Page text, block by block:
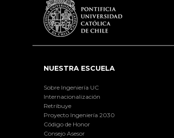
NUESTRA ESCUELA
Sobre Ingeniería UC
Internacionalización
Retribuye
Proyecto Ingeniería 2030
Código de Honor
Consejo Asesor